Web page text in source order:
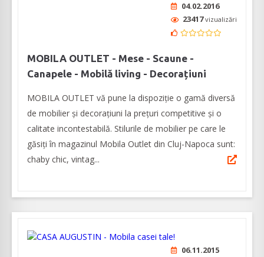
04.02.2016
23417vizualizări
MOBILA OUTLET - Mese - Scaune -
Canapele - Mobilă living - Decorațiuni
MOBILA OUTLET vă pune la dispoziție o gamă diversă
de mobilier și decorațiuni la prețuri competitive și o
calitate incontestabilă. Stilurile de mobilier pe care le
găsiți în magazinul Mobila Outlet din Cluj-Napoca sunt:
chaby chic, vintag...
06.11.2015